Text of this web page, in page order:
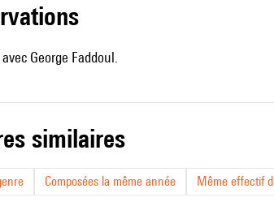
George Faddoul.
similaires
Composées la même année Même effectif